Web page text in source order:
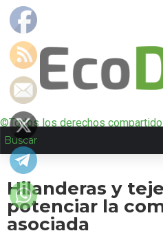
©Todos los derechos
Hilanderas y
potenciar la
asociada